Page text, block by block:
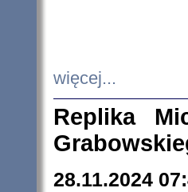
więcej...
Replika
28.11.2024